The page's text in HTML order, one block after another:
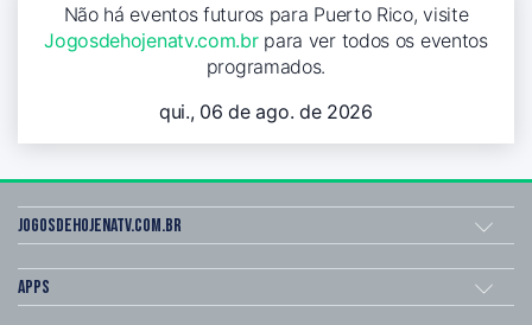
Não há eventos futuros para Puerto Rico, visite
Jogosdehojenatv.com.brpara ver todos os eventos
programados.
qui., 06 de ago. de 2026
Jogosdehojenatv.com.br
Apps